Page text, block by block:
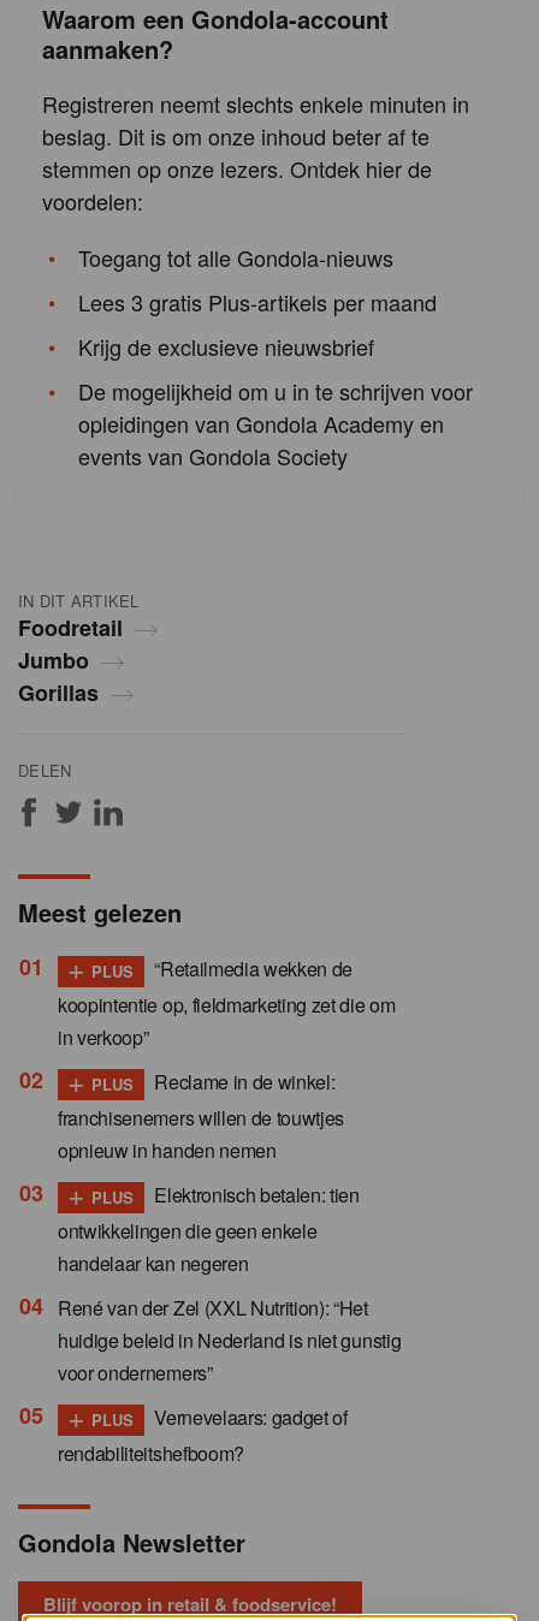
IN DIT ARTIKEL
Foodretail
Jumbo
Gorillas
DELEN
Waarom een Gondola-account
aanmaken?
Registreren neemt slechts enkele minuten in
beslag. Dit is om onze inhoud beter af te
stemmen op onze lezers. Ontdek hier de
voordelen:
Toegang tot alle Gondola-nieuws
Lees 3 gratis Plus-artikels per maand
Krijg de exclusieve nieuwsbrief
De mogelijkheid om u in te schrijven voor
opleidingen van Gondola Academy en
events van Gondola Society
Meest gelezen
+ PLUS
“Retailmedia wekken de
koopintentie op, fieldmarketing zet die om
in verkoop”
+ PLUS
Reclame in de winkel:
franchisenemers willen de touwtjes
opnieuw in handen nemen
+ PLUS
Elektronisch betalen: tien
ontwikkelingen die geen enkele
handelaar kan negeren
René van der Zel (XXL Nutrition): “Het
huidige beleid in Nederland is niet gunstig
voor ondernemers”
+ PLUS
Vernevelaars: gadget of
rendabiliteitshefboom?
Gondola Newsletter
Blijf voorop in retail & foodservice!